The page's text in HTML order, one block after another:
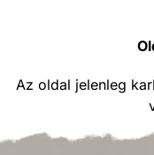
Az oldal jelenleg